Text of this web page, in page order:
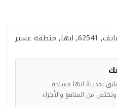
منطقة عسير
بمدينة ابها مساحة
الأرض 43.66 متر وتختص من المنافع والأجزاء